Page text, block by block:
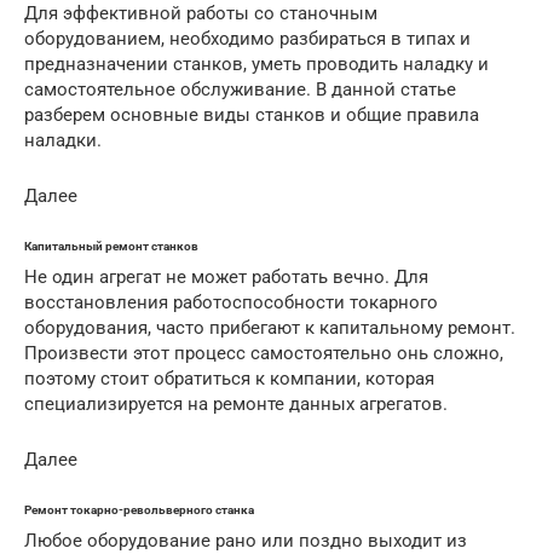
Для эффективной работы со станочным
оборудованием, необходимо разбираться в типах и
предназначении станков, уметь проводить наладку и
самостоятельное обслуживание. В данной статье
разберем основные виды станков и общие правила
наладки.
Далее
Капитальный ремонт станков
Не один агрегат не может работать вечно. Для
восстановления работоспособности токарного
оборудования, часто прибегают к капитальному ремонт.
Произвести этот процесс самостоятельно онь сложно,
поэтому стоит обратиться к компании, которая
специализируется на ремонте данных агрегатов.
Далее
Ремонт токарно-револьверного станка
Любое оборудование рано или поздно выходит из